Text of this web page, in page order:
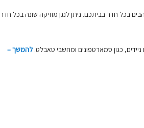
בכל חדר בביתכם. ניתן לנגן מוזיקה שונה בכל חדר
להמשך –